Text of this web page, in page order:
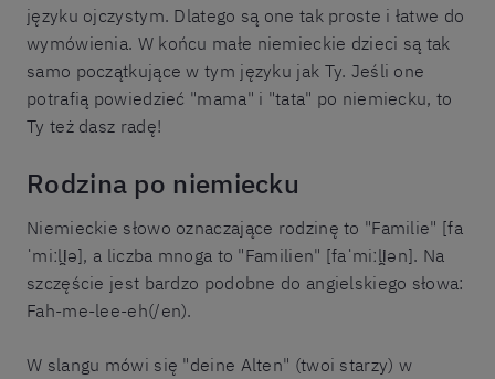
języku ojczystym. Dlatego są one tak proste i łatwe do
wymówienia. W końcu małe niemieckie dzieci są tak
samo początkujące w tym języku jak Ty. Jeśli one
potrafią powiedzieć "mama" i "tata" po niemiecku, to
Ty też dasz radę!
Rodzina po niemiecku
Niemieckie słowo oznaczające rodzinę to "Familie" [fa
ˈmiːli̯ə], a liczba mnoga to "Familien" [faˈmiːli̯ən]. Na
szczęście jest bardzo podobne do angielskiego słowa:
Fah-me-lee-eh(/en).
W slangu mówi się "deine Alten" (twoi starzy) w